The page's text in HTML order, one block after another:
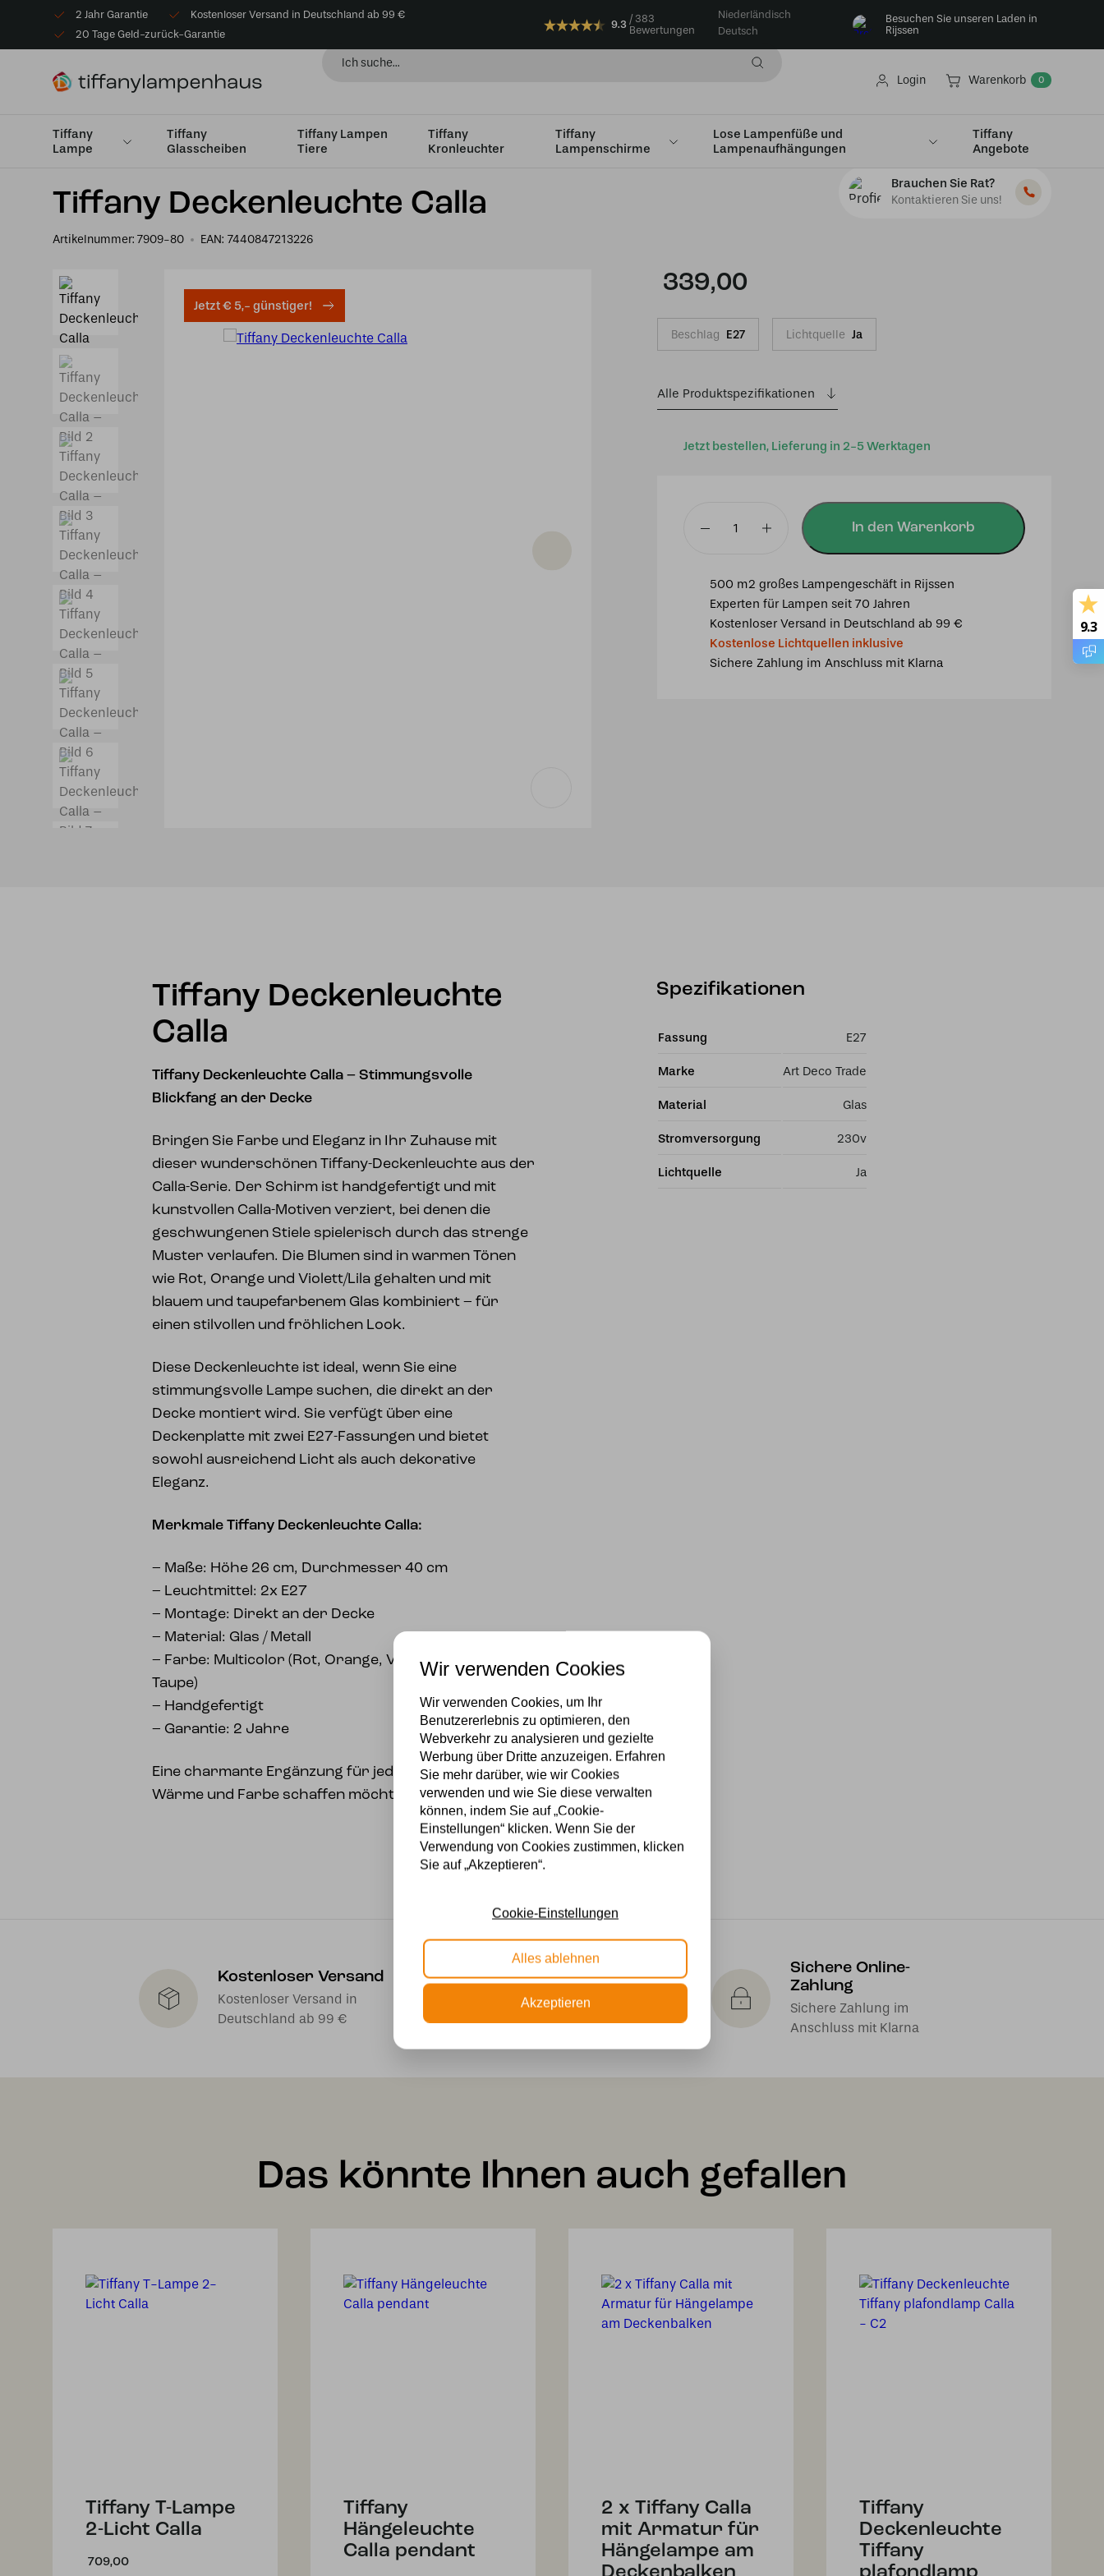
2 Jahr Garantie
Kostenloser Versand in Deutschland ab 99 €
20 Tage Geld-zurück-Garantie
9.3
383
Bewertungen
Niederländisch
Deutsch
Besuchen Sie unseren Laden in
Rijssen
Login Warenkorb 0
Tiffany
Lampe
Tiffany
Glasscheiben
Tiffany Lampen
Tiere
Tiffany
Kronleuchter
Tiffany
Lampenschirme
Lose Lampenfüße und
Lampenaufhängungen
Tiffany
Angebote
Startseite Tiffany Deckenlampe Deckenleuchte Medium Ø 35 bis Ø 49 cm Tiffany Deckenleuchte Calla
Tiffany Deckenleuchte Calla
Artikelnummer: 7909-80 EAN: 7440847213226
Brauchen Sie Rat?
Kontaktieren Sie uns!
Jetzt € 5,- günstiger!
Jetzt bestellen, Lieferung in 2-5 Werktagen
339,00
Beschlag E27 Lichtquelle Ja
Alle Produktspezifikationen
In den Warenkorb
500 m2 großes Lampengeschäft in Rijssen
Experten für Lampen seit 70 Jahren
Kostenloser Versand in Deutschland ab 99 €
Kostenlose Lichtquellen inklusive
Sichere Zahlung im Anschluss mit Klarna
Tiffany Deckenleuchte
Calla
Tiffany Deckenleuchte Calla – Stimmungsvolle
Blickfang an der Decke
Bringen Sie Farbe und Eleganz in Ihr Zuhause mit
dieser wunderschönen Tiffany-Deckenleuchte aus der
Calla-Serie. Der Schirm ist handgefertigt und mit
kunstvollen Calla-Motiven verziert, bei denen die
geschwungenen Stiele spielerisch durch das strenge
Muster verlaufen. Die Blumen sind in warmen Tönen
wie Rot, Orange und Violett/Lila gehalten und mit
blauem und taupefarbenem Glas kombiniert – für
einen stilvollen und fröhlichen Look.
Diese Deckenleuchte ist ideal, wenn Sie eine
stimmungsvolle Lampe suchen, die direkt an der
Decke montiert wird. Sie verfügt über eine
Deckenplatte mit zwei E27-Fassungen und bietet
sowohl ausreichend Licht als auch dekorative
Eleganz.
Merkmale Tiffany Deckenleuchte Calla:
– Maße: Höhe 26 cm, Durchmesser 40 cm
– Leuchtmittel: 2x E27
– Montage: Direkt an der Decke
– Material: Glas / Metall
– Farbe: Multicolor (Rot, Orange, Violett/Lila, Blau,
Taupe)
– Handgefertigt
– Garantie: 2 Jahre
Eine charmante Ergänzung für jeden Raum, in dem Sie
Wärme und Farbe schaffen möchten.
Spezifikationen
Fassung E27
Marke Art Deco Trade
Material Glas
Stromversorgung 230v
Lichtquelle Ja
Kostenloser Versand
Kostenloser Versand in
Deutschland ab 99 €
Kostenlose
Lichtquellen
Die Bestellung umfasst die
Lichtquelle
Sichere Online-
Zahlung
Sichere Zahlung im
Anschluss mit Klarna
Das könnte Ihnen auch gefallen
Tiffany T-Lampe
2-Licht Calla
709,00
Tiffany
Hängeleuchte
Calla pendant
2 x Tiffany Calla
mit Armatur für
Hängelampe am
Tiffany
Deckenleuchte
Tiffany
9.3
Wir verwenden Cookies
Wir verwenden Cookies, um Ihr
Benutzererlebnis zu optimieren, den
Webverkehr zu analysieren und gezielte
Werbung über Dritte anzuzeigen. Erfahren
Sie mehr darüber, wie wir Cookies
verwenden und wie Sie diese verwalten
können, indem Sie auf „Cookie-
Einstellungen“ klicken. Wenn Sie der
Verwendung von Cookies zustimmen, klicken
Sie auf „Akzeptieren“.
Cookie-Einstellungen
Alles ablehnen
Akzeptieren